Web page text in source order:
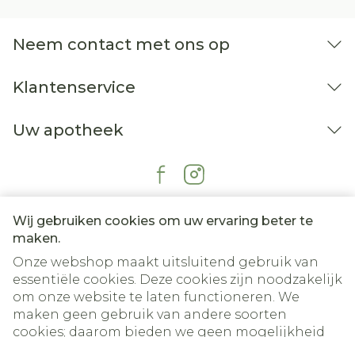
Wij gebruiken cookies om uw ervaring beter te
maken.
Onze webshop maakt uitsluitend gebruik van
essentiële cookies. Deze cookies zijn noodzakelijk
om onze website te laten functioneren. We
maken geen gebruik van andere soorten
cookies; daarom bieden we geen mogelijkheid
Neem contact met ons op
Klantenservice
Uw apotheek